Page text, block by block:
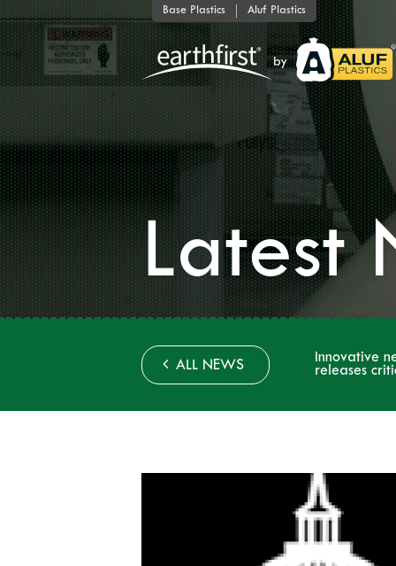
Base Plastics Aluf Plastics
by
Latest
ALL NEWS
Innovative
releases